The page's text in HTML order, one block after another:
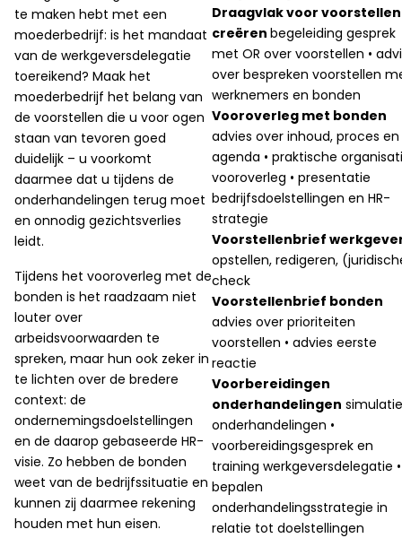
te maken hebt met een
moederbedrijf: is het mandaat
van de werkgeversdelegatie
toereikend? Maak het
moederbedrijf het belang van
de voorstellen die u voor ogen
staan van tevoren goed
duidelijk – u voorkomt
daarmee dat u tijdens de
onderhandelingen terug moet
en onnodig gezichtsverlies
leidt.
Tijdens het vooroverleg met de
bonden is het raadzaam niet
louter over
arbeidsvoorwaarden te
spreken, maar hun ook zeker in
te lichten over de bredere
context: de
ondernemingsdoelstellingen
en de daarop gebaseerde HR-
visie. Zo hebben de bonden
weet van de bedrijfssituatie en
kunnen zij daarmee rekening
houden met hun eisen.
Draagvlak voor voorstellen
creëren begeleiding gesprek
met OR over voorstellen •
over bespreken voorstellen
werknemers en bonden
Vooroverleg met bonden
advies over inhoud, proces en
agenda • praktische
vooroverleg • presentatie
bedrijfsdoelstellingen en HR-
strategie
Voorstellenbrief
opstellen, redigeren,
check
Voorstellenbrief bonden
advies over prioriteiten
voorstellen • advies eerste
reactie
Voorbereidingen
onderhandelingen simulatie
onderhandelingen •
voorbereidingsgesprek en
training werkgeversdelegatie •
bepalen
onderhandelingsstrategie in
relatie tot doelstellingen